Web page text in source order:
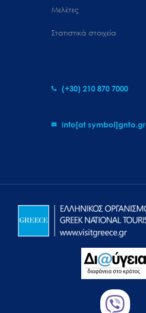
Μελέτες
Στατιστικά στοιχεία
(+30) 210 870 7000
info[at symbol]gnto.gr